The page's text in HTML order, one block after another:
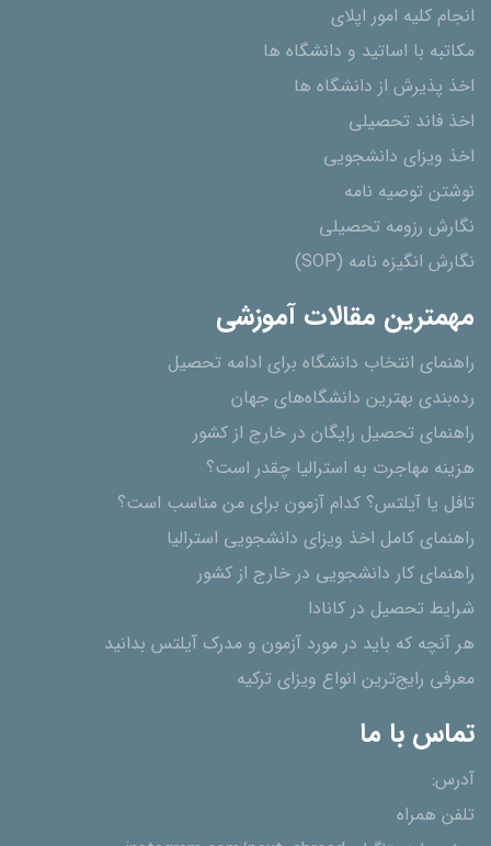
انجام کلیه امور اپلای
مکاتبه با اساتید و دانشگاه ها
اخذ پذیرش از دانشگاه ھا
اخذ فاند تحصیلی
اخذ ویزای دانشجویی
نوشتن توصیه نامه
نگارش رزومه تحصیلی
نگارش انگیزه نامه (SOP)
مهمترین مقالات آموزشی
راهنمای انتخاب دانشگاه برای ادامه تحصیل
رده‌بندی بهترین دانشگاه‌های جهان
راهنمای تحصیل رایگان در خارج از کشور
هزینه مهاجرت به استرالیا چقدر است؟
تافل یا آیلتس؟ کدام آزمون برای من مناسب است؟
راهنمای کامل اخذ ویزای دانشجویی استرالیا
راهنمای کار دانشجویی در خارج از کشور
شرایط تحصیل در کانادا
هر آنچه که باید در مورد آزمون و مدرک آیلتس بدانید
معرفی رایج‌ترین انواع ویزای ترکیه
تماس با ما
آدرس:
تلفن همراه